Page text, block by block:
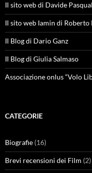
Il sito web di Davide
Il sito web Iamin di
Il Blog di Dario Ganz
Il Blog di Giulia Salmaso
Associazione onlus “Volo
CATEGORIE
Biografie (16)
Brevi recensioni dei Film (2)